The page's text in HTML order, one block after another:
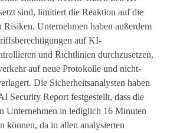
sind, limitiert die Reaktion auf die
Risiken. Unternehmen haben außerdem
auf KI-
und Richtlinien durchzusetzen,
auf neue Protokolle und nicht-
Die Sicherheitsanalysten haben
Security Report festgestellt, dass die
Unternehmen in lediglich 16 Minuten
können, da in allen analysierten